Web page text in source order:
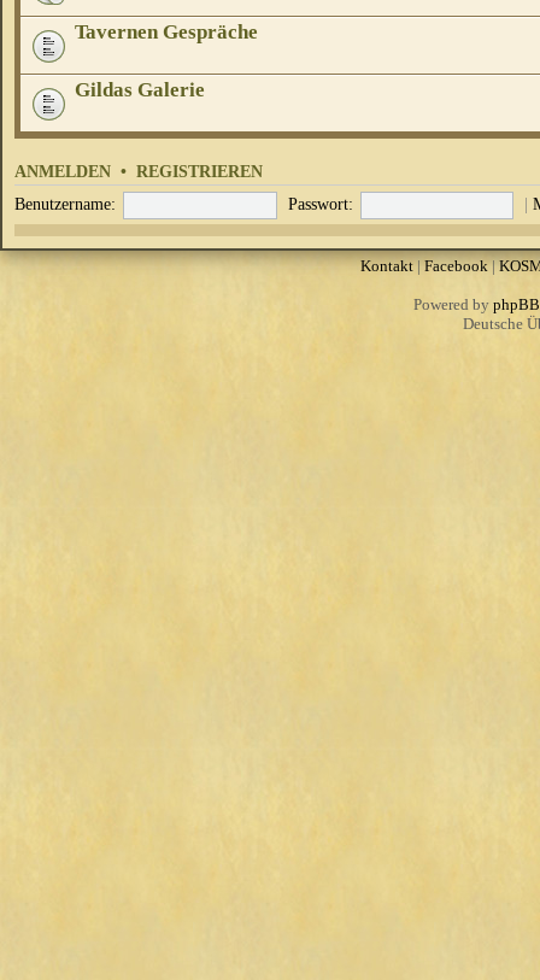
Tavernen Gespräche
Gildas Galerie
ANMELDEN • REGISTRIEREN
Benutzername: Passwort: |
Kontakt| Facebook|
Powered by phpBB
Deutsche